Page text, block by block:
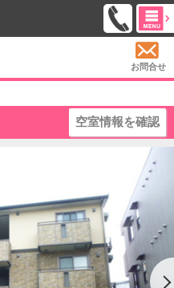
お問合せ
空室情報を確認